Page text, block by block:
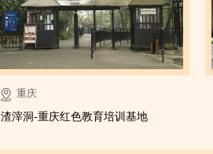
重庆
渣滓洞-重庆红色教育培训基地